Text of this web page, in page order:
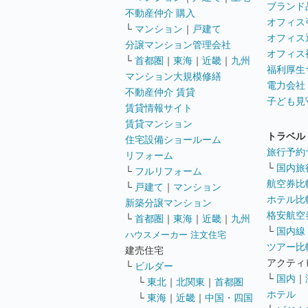
不動産仲介 購入
└ マンション ｜ 戸建て
分譲マンション管理会社
└ 首都圏 ｜ 東海 ｜ 近畿 ｜ 九州
マンション大規模修繕
不動産仲介 賃貸
賃貸情報サイト
賃貸マンション
住宅設備ショールーム
リフォーム
└ フルリフォーム
└ 戸建て ｜ マンション
新築分譲マンション
└ 首都圏 ｜ 東海 ｜ 近畿 ｜ 九州
ハウスメーカー 注文住宅
建売住宅
└ ビルダー
└ 東北 ｜ 北関東 ｜ 首都圏
└ 東海 ｜ 近畿 ｜ 中国・四国
ブラン
オフィス
オフィス
オフィス
福利厚生
電力会社
子ども見
トラベル
旅行予約
└ 国内旅
航空券比
ホテル
格安航空
└ 国内線
ツアー
アクテ
└ 国内 ｜
ホテル